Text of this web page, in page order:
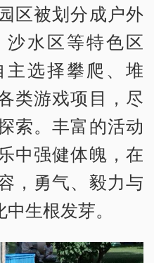
区被划分成户外
水区等特色区
选择攀爬、堆
类游戏项目，尽
索。丰富的活动
中强健体魄，在
，勇气、毅力与
生根发芽。